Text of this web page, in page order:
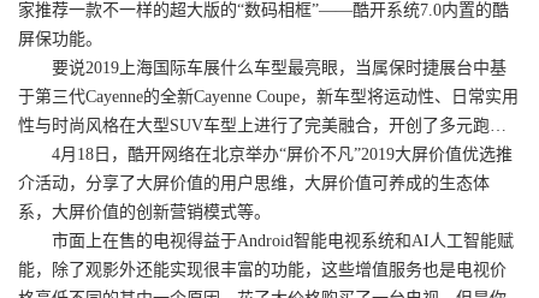
家推荐一款不一样的超大版的“数码相框”——酷开系统7.0内置的酷
屏保功能。
要说2019上海国际车展什么车型最亮眼，当属保时捷展台中基
于第三代Cayenne的全新Cayenne Coupe，新车型将运动性、日常实用
性与时尚风格在大型SUV车型上进行了完美融合，开创了多元跑…
4月18日，酷开网络在北京举办“屏价不凡”2019大屏价值优选推
介活动，分享了大屏价值的用户思维，大屏价值可养成的生态体
系，大屏价值的创新营销模式等。
市面上在售的电视得益于Android智能电视系统和AI人工智能赋
能，除了观影外还能实现很丰富的功能，这些增值服务也是电视价